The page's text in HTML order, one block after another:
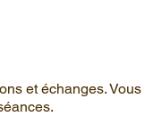
et échanges. Vous